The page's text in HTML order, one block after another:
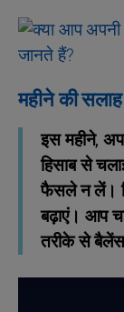
महीने की सलाह
इस महीने,
हिसाब से
फैसले न लें।
बढ़ाएं। आप
तरीके से